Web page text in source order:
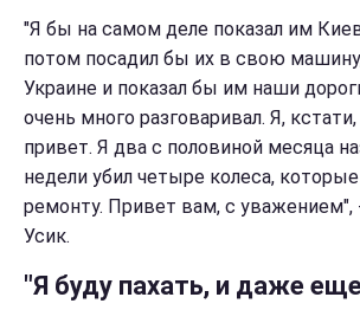
"Я бы на самом деле показал им
потом посадил бы их в свою
Украине и показал бы им наши
очень много разговаривал. Я,
привет. Я два с половиной месяца
недели убил четыре колеса,
ремонту. Привет вам, с уважением",
Усик.
"Я буду пахать, и даже